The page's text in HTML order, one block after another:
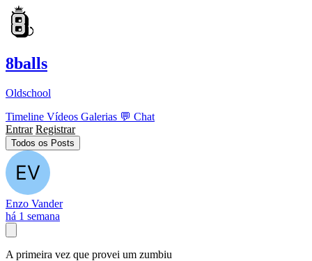
8balls
Oldschool
Timeline Vídeos Galerias 💬 Chat
Entrar Registrar
Todos os Posts
Enzo Vander
há 1 semana
A primeira vez que provei um zumbiu